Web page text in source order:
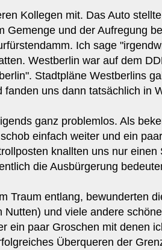
Kollegen mit. Das Auto
Gemenge und der Aufregung
Ich sage
Westberlin war auf dem
Stadtpläne Westberlins
uns dann tatsächlich in
ganz problemlos. Als
einfach weiter und ein
knallten uns nur
die Ausbürgerung
Traum entlang, bewunderten
und viele andere
ein paar Groschen mit denen
Überqueren der